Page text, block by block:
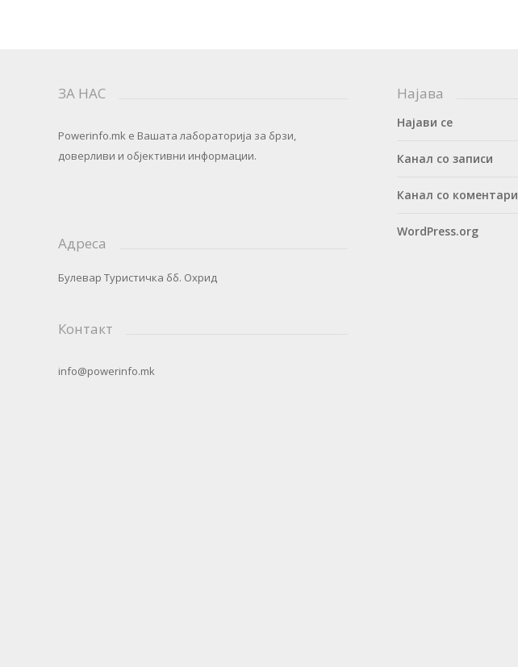
ЗА НАС
Powerinfo.mk e Вашата лабораторија за брзи,
доверливи и објективни информации.
Адреса
Булевар Туристичка бб. Охрид
Контакт
info@powerinfo.mk
Најава
Најави се
Канал со записи
Канал со коментари
WordPress.org